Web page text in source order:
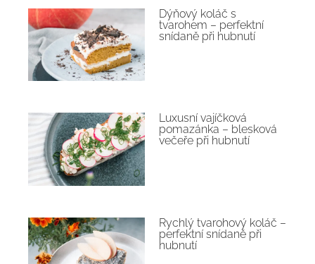
Dýňový koláč s
tvarohem – perfektní
snídaně při hubnutí
Luxusní vajíčková
pomazánka – blesková
večeře při hubnutí
Rychlý tvarohový koláč –
perfektní snídaně při
hubnutí